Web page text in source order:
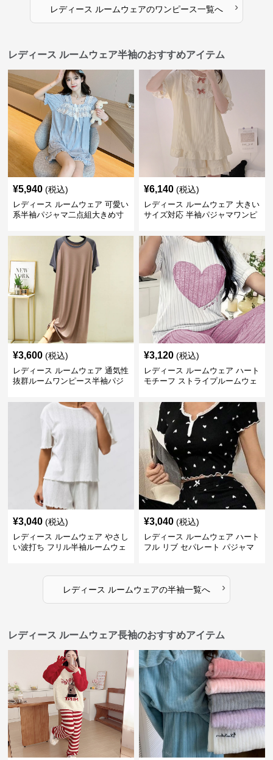
レディース ルームウェアのワンピース一覧へ ›
レディース ルームウェア半袖のおすすめアイテム
¥5,940 (税込)
レディース ルームウェア 可愛い
系半袖パジャマ二点組大きめ寸
¥6,140 (税込)
レディース ルームウェア 大きい
サイズ対応 半袖パジャマワンピ
¥3,600 (税込)
レディース ルームウェア 通気性
抜群ルームワンピース半袖パジ
¥3,120 (税込)
レディース ルームウェア ハート
モチーフ ストライプルームウェ
¥3,040 (税込)
レディース ルームウェア やさし
い波打ち フリル半袖ルームウェ
¥3,040 (税込)
レディース ルームウェア ハート
フル リブ セパレート パジャマ
レディース ルームウェアの半袖一覧へ ›
レディース ルームウェア長袖のおすすめアイテム